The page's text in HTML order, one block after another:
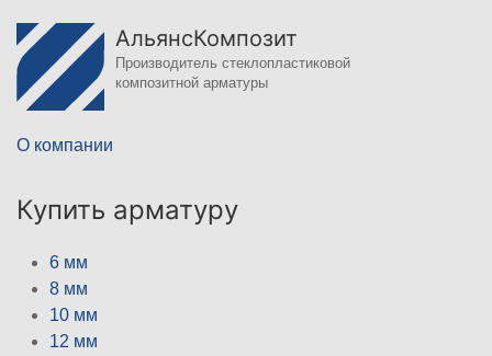
АльянсКомпозит
Производитель стеклопластиковой
композитной арматуры
О компании
Купить арматуру
6 мм
8 мм
10 мм
12 мм